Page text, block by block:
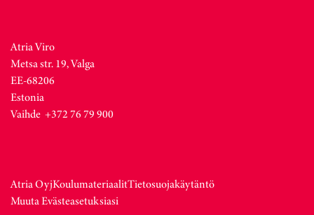
Atria Viro
Metsa str. 19, Valga
EE-68206
Estonia
Vaihde +372 76 79 900
Atria OyjKoulumateriaalitTietosuojakäytäntö
Muuta Evästeasetuksiasi